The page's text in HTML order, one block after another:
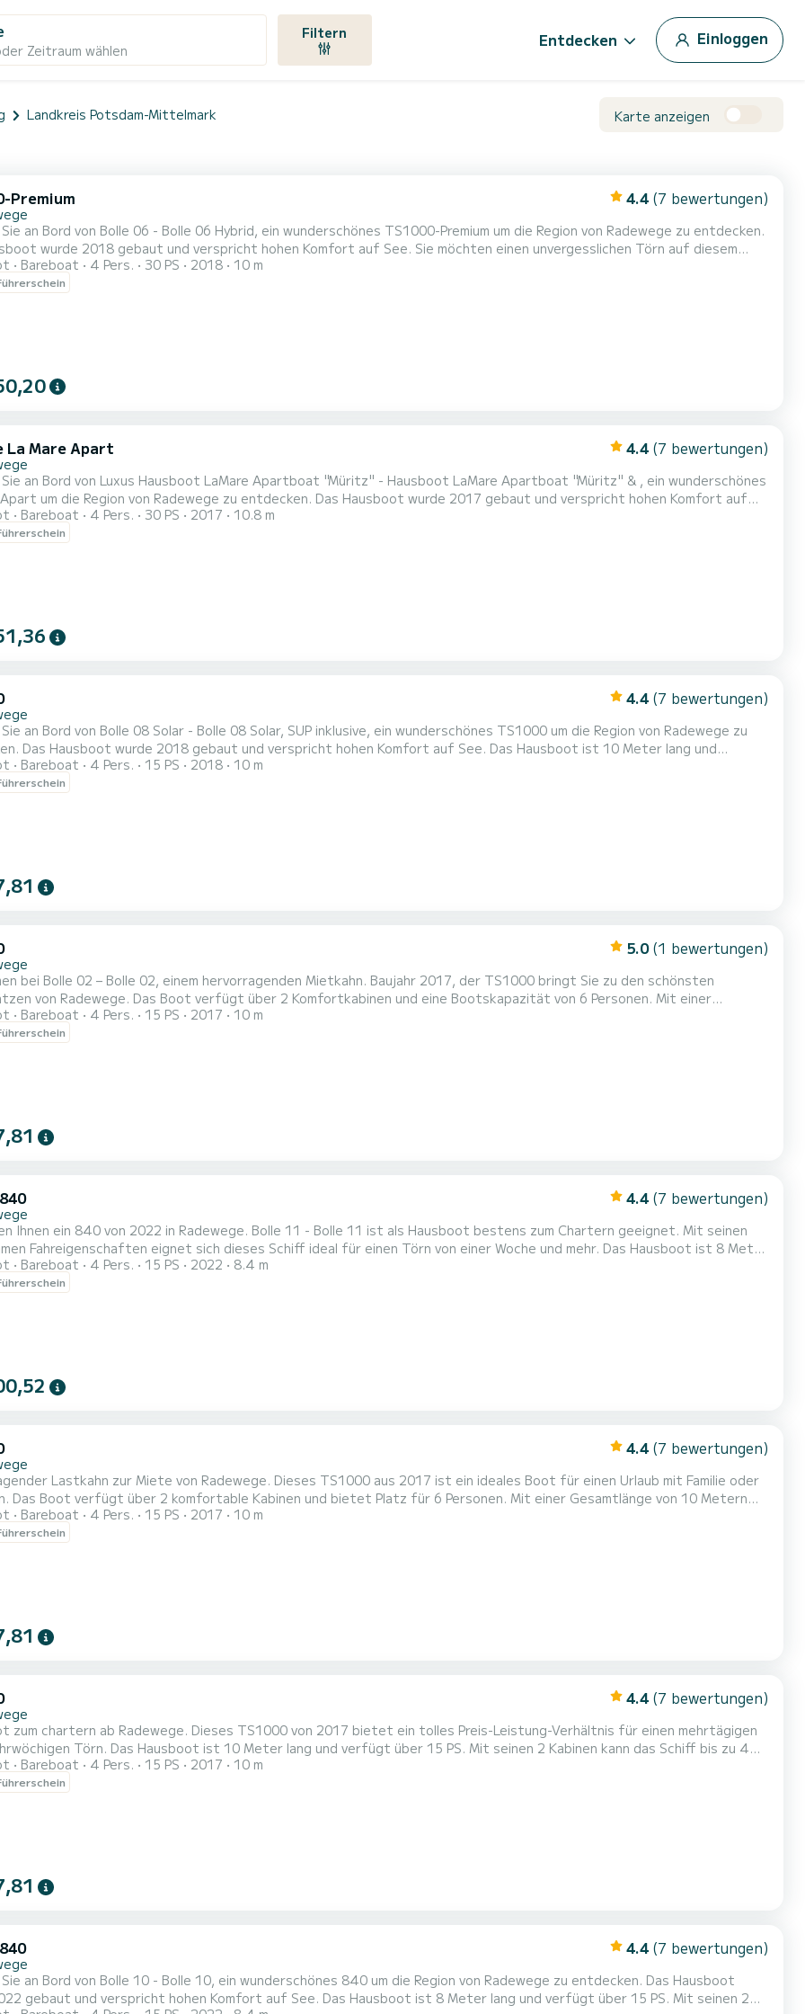
Zeitraum wählen
Filtern Entdecken Einloggen
Landkreis Potsdam-Mittelmark Karte anzeigen
Premium 4.4 (7 bewertungen)
Sie an Bord von Bolle 06 - Bolle 06 Hybrid, ein wunderschönes TS1000-Premium um die Region von Radewege zu entdecken.
2018 gebaut und verspricht hohen Komfort auf See. Sie möchten einen unvergesslichen Törn auf diesem
mit 10 Metern Länge verbringen? Sie können mit bis zu 6 Personen an Bord kommen und die 2 komfortablen Kabinen
Bareboat 4 Pers. 30 PS 2018 10 m
La Mare Apart 4.4 (7 bewertungen)
Sie an Bord von Luxus Hausboot LaMare Apartboat "Müritz" - Hausboot LaMare Apartboat "Müritz" & , ein wunderschönes
um die Region von Radewege zu entdecken. Das Hausboot wurde 2017 gebaut und verspricht hohen Komfort auf
Bareboat 4 Pers. 30 PS 2017 10.8 m
4.4 (7 bewertungen)
Sie an Bord von Bolle 08 Solar - Bolle 08 Solar, SUP inklusive, ein wunderschönes TS1000 um die Region von Radewege zu
Hausboot wurde 2018 gebaut und verspricht hohen Komfort auf See. Das Hausboot ist 10 Meter lang und
15 PS. Mit seinen 2 Kabinen kann das Schiff bis zu 4 Personen für einen Törn aufnehmen. TS1000 ist ausgestattet
Bareboat 4 Pers. 15 PS 2018 10 m
5.0 (1 bewertungen)
bei Bolle 02 – Bolle 02, einem hervorragenden Mietkahn. Baujahr 2017, der TS1000 bringt Sie zu den schönsten
verfügt über 2 Komfortkabinen und eine Bootskapazität von 6 Personen. Mit einer
von 10 Metern wird es Ihr bester Verbündeter für einen außergewöhnlichen Urlaub auf dem Wasser in der Umgebung
Für jede Informations- oder Reservierungsanfrage
Bareboat 4 Pers. 15 PS 2017 10 m
4.4 (7 bewertungen)
Ihnen ein 840 von 2022 in Radewege. Bolle 11 - Bolle 11 ist als Hausboot bestens zum Chartern geeignet. Mit seinen
Fahreigenschaften eignet sich dieses Schiff ideal für einen Törn von einer Woche und mehr. Das Hausboot ist 8 Meter
über 15 PS. Mit seinen 2 Kabinen kann das Schiff bis zu 4 Personen für einen Törn aufnehmen. 840 ist
Bareboat 4 Pers. 15 PS 2022 8.4 m
4.4 (7 bewertungen)
Lastkahn zur Miete von Radewege. Dieses TS1000 aus 2017 ist ein ideales Boot für einen Urlaub mit Familie oder
10 Metern
bester Verbündeter für einen außergewöhnlichen Urlaub auf dem Wasser in der Umgebung von Radewege Für Ihren
Bolle 03 1 Toilette mit Dusche Reservierungsanfragen und Angebote werden direkt von SamBoat verwaltet.
Bareboat 4 Pers. 15 PS 2017 10 m
4.4 (7 bewertungen)
zum chartern ab Radewege. Dieses TS1000 von 2017 bietet ein tolles Preis-Leistung-Verhältnis für einen mehrtägigen
Meter lang und verfügt über 15 PS. Mit seinen 2 Kabinen kann das Schiff bis zu 4
TS1000 ist ausgestattet mit 1 Toiletten mit Dusche. Es ist unter anderem mit folgender
Bareboat 4 Pers. 15 PS 2017 10 m
4.4 (7 bewertungen)
Sie an Bord von Bolle 10 - Bolle 10, ein wunderschönes 840 um die Region von Radewege zu entdecken. Das Hausboot
und verspricht hohen Komfort auf See. Das Hausboot ist 8 Meter lang und verfügt über 15 PS. Mit seinen 2